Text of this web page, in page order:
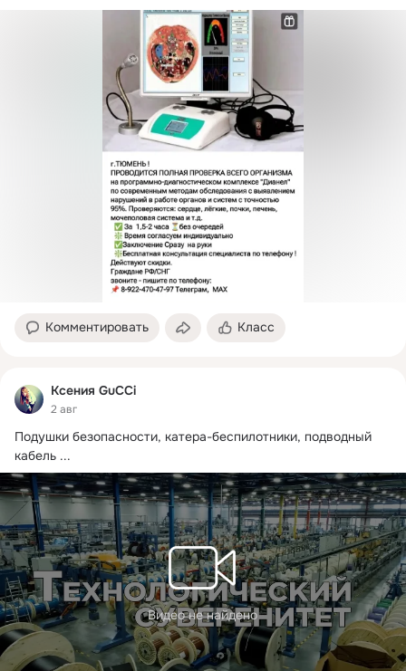
Комментировать Класс
Ксения GuCCi
2 авг
Подушки безопасности, катера-беспилотники, подводный
кабель ...
Видео не найдено